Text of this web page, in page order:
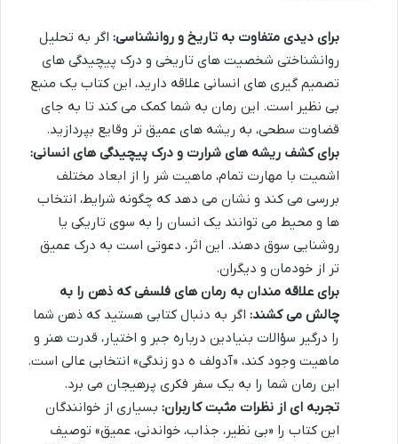
برای دیدی متفاوت به تاریخ و روانشناسی: اگر به تحلیل
روانشناختی شخصیت های تاریخی و درک پیچیدگی های
تصمیم گیری های انسانی علاقه دارید، این کتاب یک منبع
بی نظیر است. این رمان به شما کمک می کند تا به جای
قضاوت سطحی، به ریشه های عمیق تر وقایع بپردازید.
برای کشف ریشه های شرارت و درک پیچیدگی های انسانی:
اشمیت با مهارت تمام، ماهیت شر را از ابعاد مختلف
بررسی می کند و نشان می دهد که چگونه شرایط، انتخاب
ها و محیط می توانند یک انسان را به سوی تاریکی یا
روشنایی سوق دهند. این اثر، دعوتی است به درک عمیق
تر از خودمان و دیگران.
برای علاقه مندان به رمان های فلسفی که ذهن را به
چالش می کشند: اگر به دنبال کتابی هستید که ذهن شما
را درگیر سؤالات بنیادین درباره جبر و اختیار، قدرت هنر و
ماهیت وجود کند، «آدولف ه دو زندگی» انتخابی عالی است.
این رمان شما را به یک سفر فکری پرهیجان می برد.
تجربه ای از نظرات مثبت کاربران: بسیاری از خوانندگان
این کتاب را «بی نظیر، جذاب، خواندنی، عمیق» توصیف